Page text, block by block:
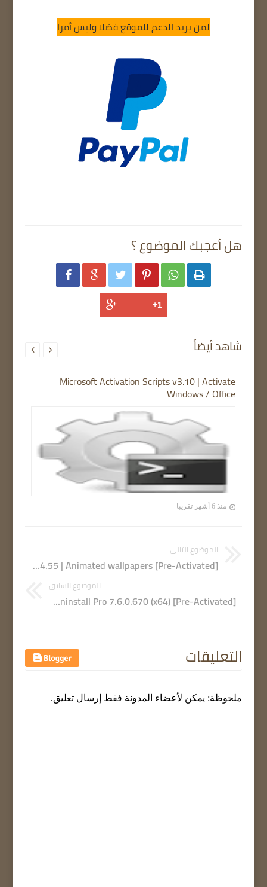
لمن يريد الدعم للموقع فضلا وليس أمرا
هل أعجبك الموضوع ؟
     
شاهد أيضاً
Microsoft Activation Scripts v3.10 | Activate
Windows / Office
منذ 6 أشهر تقريبا
 
الموضوع التالي
Wallpaper Engine 2.4.55 | Animated wallpapers [Pre-Activated]
الموضوع السابق
Total Uninstall Pro 7.6.0.670 (x64) [Pre-Activated]
التعليقات
ملحوظة: يمكن لأعضاء المدونة فقط إرسال تعليق.